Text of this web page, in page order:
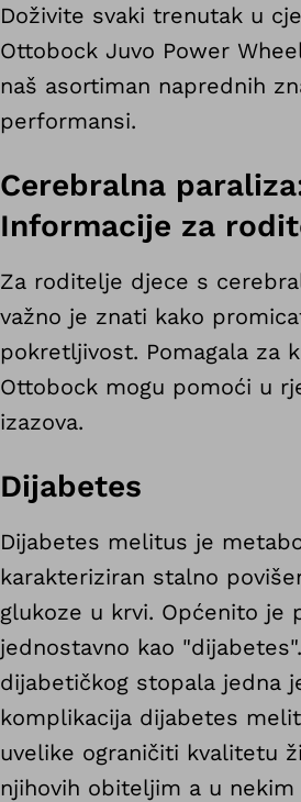
promicanje
Doživite svaki trenutak u
Ottobock Juvo Power
naš asortiman naprednih
performansi.
Cerebralna
Informacije za
Za roditelje djece s
važno je znati kako
pokretljivost. Pomagala za
Ottobock mogu pomoći u
izazova.
Dijabetes
Dijabetes melitus je
karakteriziran stalno
glukoze u krvi. Općenito je
jednostavno kao "dijabetes".
dijabetičkog stopala jedna
komplikacija dijabetes
uvelike ograničiti kvalitetu
njihovih obiteljim a u nekim